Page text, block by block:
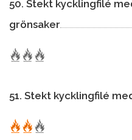
50. Stekt kycklingfilé
grönsaker
51. Stekt kycklingfilé